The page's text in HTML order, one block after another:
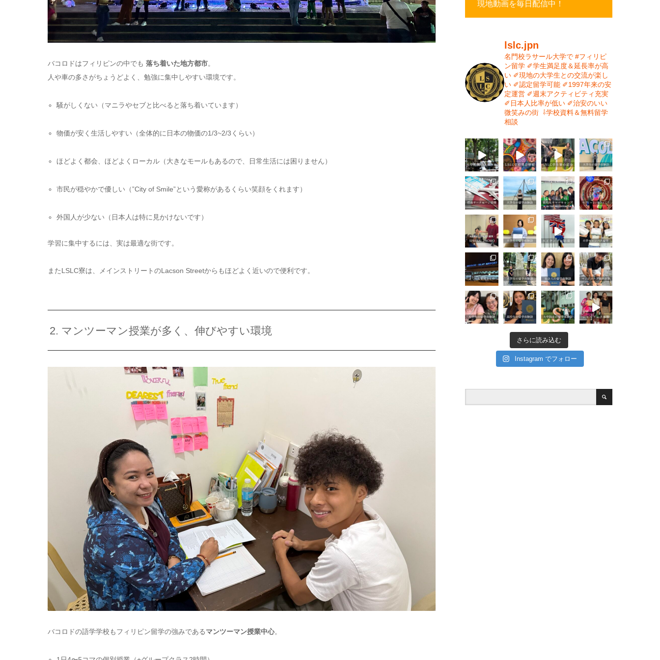
バコロドはフィリピンの中でも 落ち着いた地方都市。
人や車の多さがちょうどよく、勉強に集中しやすい環境です。
騒がしくない（マニラやセブと比べると落ち着いています）
物価が安く生活しやすい（全体的に日本の物価の1/3~2/3くらい）
ほどよく都会、ほどよくローカル（大きなモールもあるので、日常生活には困りません）
市民が穏やかで優しい（”City of Smile”という愛称があるくらい笑顔をくれます）
外国人が少ない（日本人は特に見かけないです）
学習に集中するには、実は最適な街です。
またLSLC寮は、メインストリートのLacson Streetからもほどよく近いので便利です。
2. マンツーマン授業が多く、伸びやすい環境
バコロドの語学学校もフィリピン留学の強みであるマンツーマン授業中心。
現地動画を毎日配信中！
lslc.jpn
名門校ラサール大学で #フィリピ
ン留学⁡ ⁡✐学生満足度＆延長率が高
い⁡ ✐現地の大学生との交流が楽し
い⁡ ✐認定留学可能⁡ ✐1997年来の安
定運営⁡⁡ ✐週末アクティビティ充実⁡
✐日本人比率が低い ⁡✐治安のいい
微笑みの街⁡ ⇩学校資料＆無料留学
相談
さらに読み込む
Instagram でフォロー